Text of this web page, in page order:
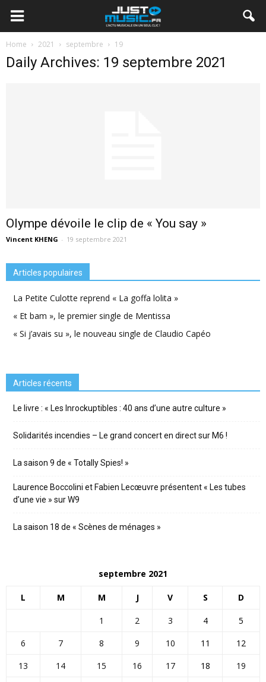
Home 2021 septembre 19
Daily Archives: 19 septembre 2021
Olympe dévoile le clip de « You say »
Vincent KHENG - 19 septembre 2021
Articles populaires
La Petite Culotte reprend « La goffa lolita »
« Et bam », le premier single de Mentissa
« Si j’avais su », le nouveau single de Claudio Capéo
Articles récents
Le livre : « Les Inrockuptibles : 40 ans d’une autre culture »
Solidarités incendies – Le grand concert en direct sur M6 !
La saison 9 de « Totally Spies! »
Laurence Boccolini et Fabien Lecœuvre présentent « Les tubes
d’une vie » sur W9
La saison 18 de « Scènes de ménages »
septembre 2021
L M M J V S D
1 2 3 4
5
6
7 8 9 10 11
12
13
14 15 16 17 18
19